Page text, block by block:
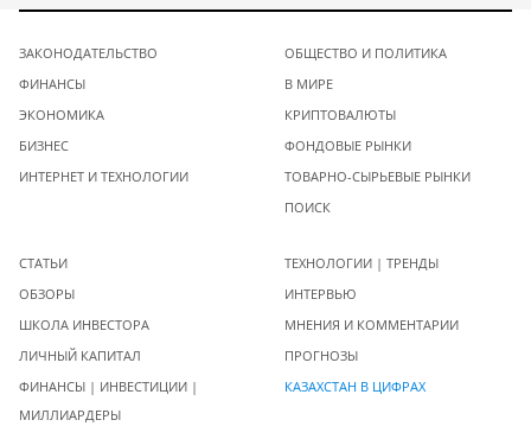
ЗАКОНОДАТЕЛЬСТВО
ФИНАНСЫ
ЭКОНОМИКА
БИЗНЕС
ИНТЕРНЕТ И ТЕХНОЛОГИИ
ОБЩЕСТВО И ПОЛИТИКА
В МИРЕ
КРИПТОВАЛЮТЫ
ФОНДОВЫЕ РЫНКИ
ТОВАРНО-СЫРЬЕВЫЕ РЫНКИ
ПОИСК
СТАТЬИ
ОБЗОРЫ
ШКОЛА ИНВЕСТОРА
ЛИЧНЫЙ КАПИТАЛ
ФИНАНСЫ | ИНВЕСТИЦИИ |
МИЛЛИАРДЕРЫ
ТЕХНОЛОГИИ | ТРЕНДЫ
ИНТЕРВЬЮ
МНЕНИЯ И КОММЕНТАРИИ
ПРОГНОЗЫ
КАЗАХСТАН В ЦИФРАХ